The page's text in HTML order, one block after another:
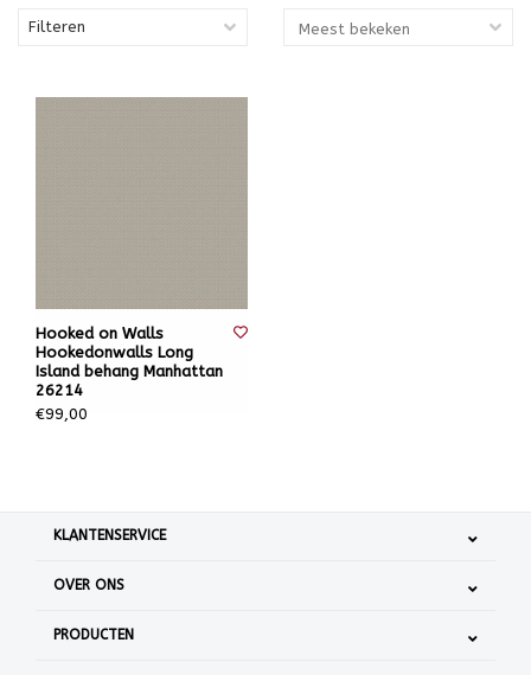
Filteren
Hooked on Walls
Hookedonwalls Long
Island behang Manhattan
26214
€99,00
KLANTENSERVICE
OVER ONS
PRODUCTEN